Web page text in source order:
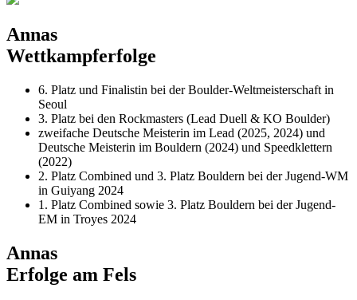
Annas
Wettkampferfolge
6. Platz und Finalistin bei der Boulder-Weltmeisterschaft in
Seoul
3. Platz bei den Rockmasters (Lead Duell & KO Boulder)
zweifache Deutsche Meisterin im Lead (2025, 2024) und
Deutsche Meisterin im Bouldern (2024) und Speedklettern
(2022)
2. Platz Combined und 3. Platz Bouldern bei der Jugend-WM
in Guiyang 2024
1. Platz Combined sowie 3. Platz Bouldern bei der Jugend-
EM in Troyes 2024
Annas
Erfolge am Fels